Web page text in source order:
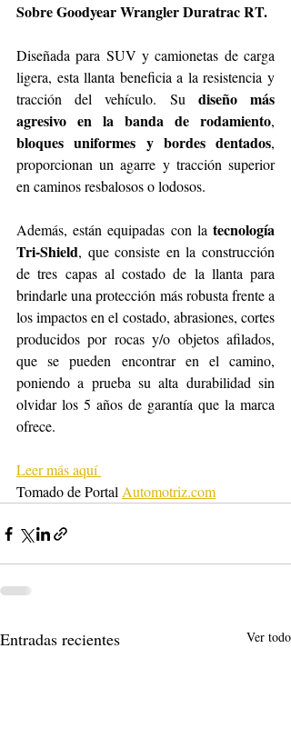
Sobre Goodyear Wrangler Duratrac RT.
Diseñada para SUV y camionetas de carga
ligera, esta llanta beneficia a la resistencia y
tracción del vehículo. Su diseño más
agresivo en la banda de rodamiento
bloques uniformes y bordes dentados,
proporcionan un agarre y tracción superior
en caminos resbalosos o lodosos.
Además, están equipadas con la tecnología
Tri-Shield, que consiste en la construcción
de tres capas al costado de la llanta para
brindarle una protección más robusta frente a
los impactos en el costado, abrasiones, cortes
producidos por rocas y/o objetos afilados,
que se pueden encontrar en el camino,
poniendo a prueba su alta durabilidad sin
olvidar los 5 años de garantía que la marca
ofrece.
Leer más aquí
Tomado de Portal Automotriz.com
Entradas recientes Ver todo